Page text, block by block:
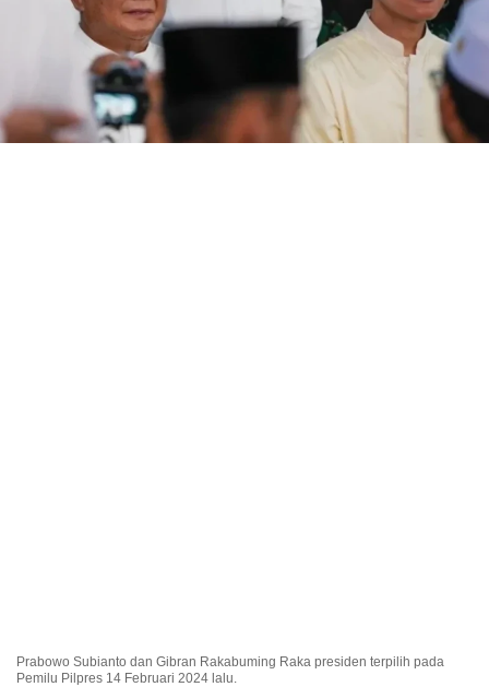
Prabowo Subianto dan Gibran Rakabuming Raka presiden terpilih pada
Pemilu Pilpres 14 Februari 2024 lalu.